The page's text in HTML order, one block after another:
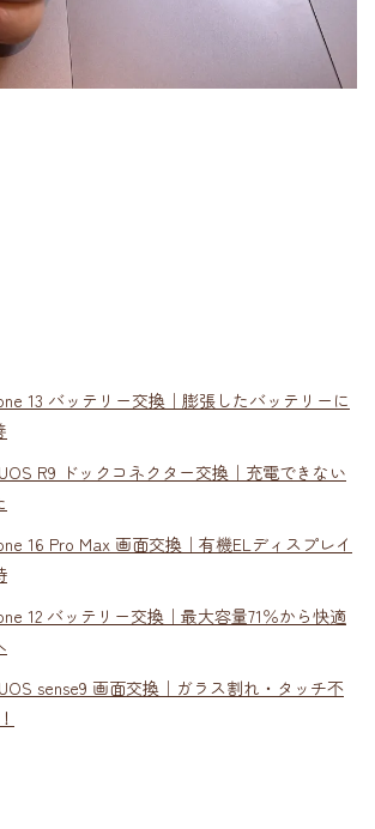
13 バッテリー交換｜膨張したバッテリーに
R9 ドックコネクター交換｜充電できない
16 Pro Max 画面交換｜有機ELディスプレイ
12 バッテリー交換｜最大容量71％から快適
sense9 画面交換｜ガラス割れ・タッチ不